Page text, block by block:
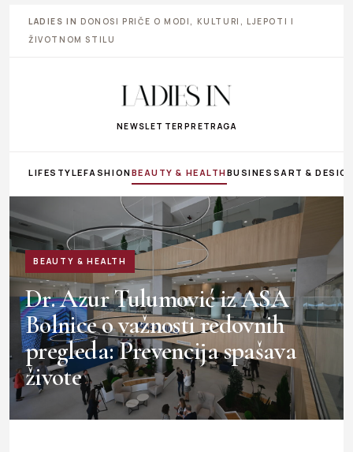
LADIES IN DONOSI PRIČE O MODI, KULTURI, LJEPOTI I
ŽIVOTNOM STILU
NEWSLETTER PRETRAGA
LIFESTYLEFASHIONBEAUTY & HEALTHBUSINESS ART &
BEAUTY & HEALTH
Dr. Azur Tulumović iz ASA
Bolnice o važnosti redovnih
pregleda: Prevencija spašava
živote